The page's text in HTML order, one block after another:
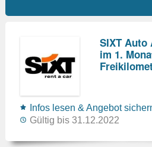
SIXT Auto
im 1.
Infos lesen & Angebot
Gültig bis 31.12.2022